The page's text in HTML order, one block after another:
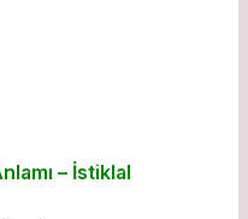
– İstiklal